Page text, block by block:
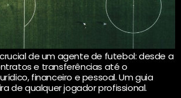
de um agente de futebol: desde a
e transferências até o
financeiro e pessoal. Um guia
de qualquer jogador profissional.